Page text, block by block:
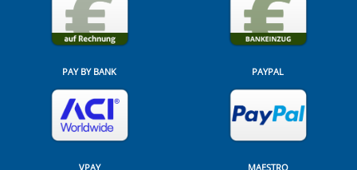
PAY BY BANK PAYPAL
VPAY MAESTRO